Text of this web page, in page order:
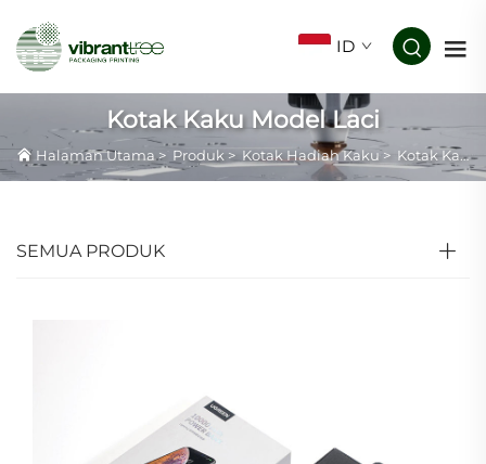
ID
Kotak Kaku Model Laci
Halaman Utama> Produk > Kotak Hadiah Kaku> Kotak Kaku Model Laci
SEMUA PRODUK